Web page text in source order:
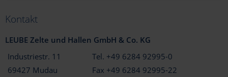
Kontakt
LEUBE Zelte und Hallen GmbH & Co. KG
Industriestr. 11
69427 Mudau
Tel. +49 6284 92995-0
Fax +49 6284 92995-22